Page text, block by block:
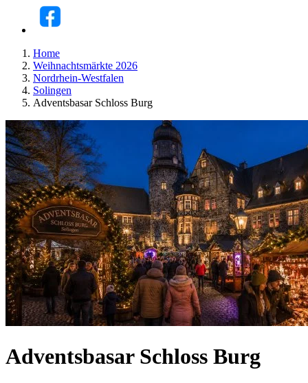
Home
Weihnachtsmärkte 2026
Nordrhein-Westfalen
Solingen
Adventsbasar Schloss Burg
Adventsbasar Schloss Burg